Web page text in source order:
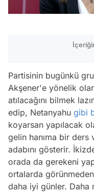
Partisinin bugünkü
Akşener'e yönelik
atılacağını bilmek
edip, Netanyahu gibi
koyarsan yapılacak
gelin hanıma bir ders
adabını gösterir.
orada da gerekeni
ortalarda
daha iyi günler.